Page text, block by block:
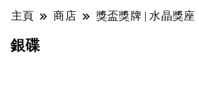
主頁 商店 獎盃獎牌 | 水晶獎座
銀碟